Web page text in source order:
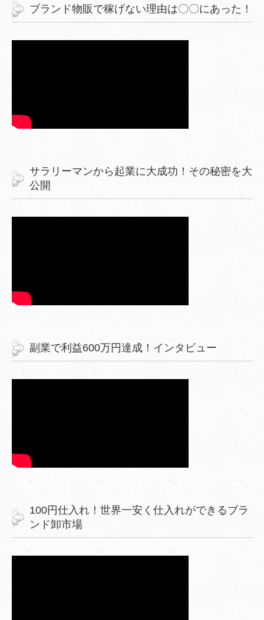
ブランド物販で稼げない理由は〇〇にあった！
サラリーマンから起業に大成功！その秘密を大
公開
副業で利益600万円達成！インタビュー
100円仕入れ！世界一安く仕入れができるブラ
ンド卸市場